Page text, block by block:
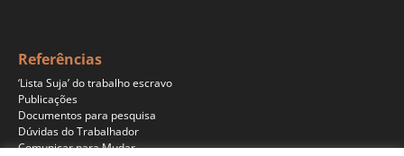
Referências
‘Lista Suja’ do trabalho escravo
Publicações
Documentos para pesquisa
Dúvidas do Trabalhador
Comunicar para Mudar